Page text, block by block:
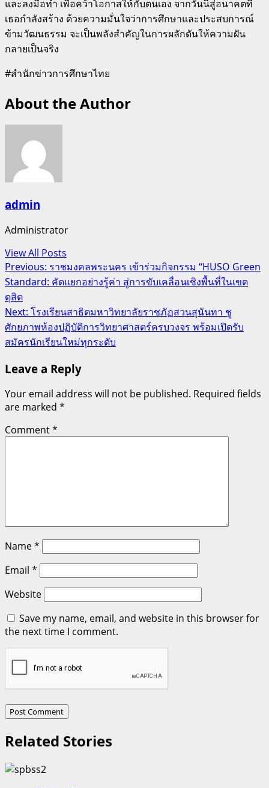
และลงมือทำ เพื่อคว้าโอกาสให้กับตนเอง จากวันนี้สู่อนาคตที่
เธอกำลังสร้าง ด้วยความมั่นใจว่าการศึกษาและประสบการณ์
ข้ามวัฒนธรรม จะเป็นพลังสำคัญในการผลักดันให้ความฝัน
กลายเป็นจริง
#สำนักข่าวการศึกษาไทย
About the Author
admin
Administrator
View All Posts
Post
navigation
Previous: ราชมงคลพระนคร เข้าร่วมกิจกรรม “HUSO Green
Standard: คัดแยกอย่างรู้ค่า สู่การขับเคลื่อนเชิงพื้นที่ในเขต
ดุสิต
Next: โรงเรียนสาธิตมหาวิทยาลัยราชภัฏสวนสุนันทา ชู
ศักยภาพห้องปฏิบัติการวิทยาศาสตร์ครบวงจร พร้อมเปิดรับ
สมัครนักเรียนใหม่ทุกระดับ
Leave a Reply
Your email address will not be published. Required fields
are marked *
Comment*
Name*
Email *
Website
Save my name, email, and website in this browser for
the next time I comment.
Related Stories